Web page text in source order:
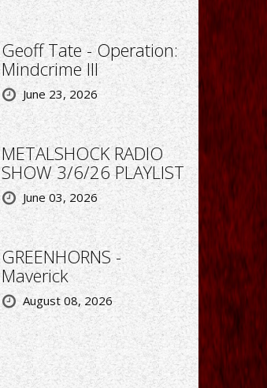
Geoff Tate - Operation:
Mindcrime III
June 23, 2026
METALSHOCK RADIO
SHOW 3/6/26 PLAYLIST
June 03, 2026
GREENHORNS -
Maverick
August 08, 2026